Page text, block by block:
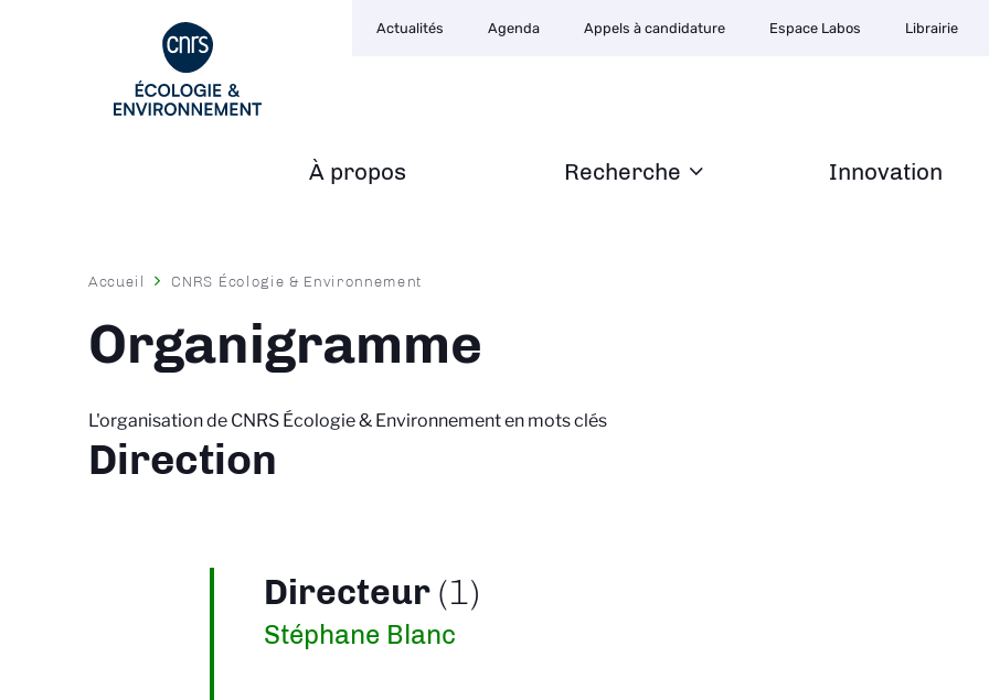
Navigation
À propos Recherche Innovation
secondaire
Actualités Agenda Appels à candidature Espace Labos Librairie
Fil
Accueil CNRS Écologie & Environnement
Organigramme
L'organisation de CNRS Écologie & Environnement en mots clés
Direction
Directeur (1)
Stéphane Blanc